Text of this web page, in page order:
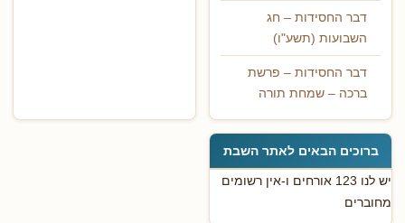
דבר החסידות – חג
השבועות (תשע"ו)
דבר החסידות – פרשת
ברכה – שמחת תורה
ברוכים הבאים לאתר השבת
יש לנו 123 אורחים ו-אין רשומים
מחוברים